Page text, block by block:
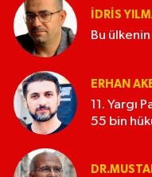
İDRIS
Bu
ERHAN
11. Yargı
55 bin